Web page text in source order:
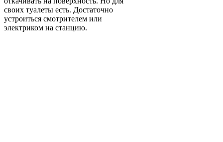
своих туалеты есть. Достаточно
устроиться смотрителем или
электриком на станцию.